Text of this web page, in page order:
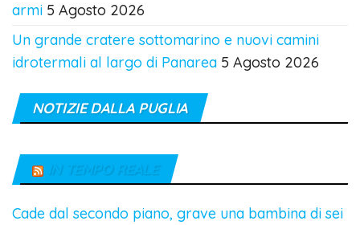
armi 5 Agosto 2026
Un grande cratere sottomarino e nuovi camini
idrotermali al largo di Panarea 5 Agosto 2026
NOTIZIE DALLA PUGLIA
IN TEMPO REALE
Cade dal secondo piano, grave una bambina di sei